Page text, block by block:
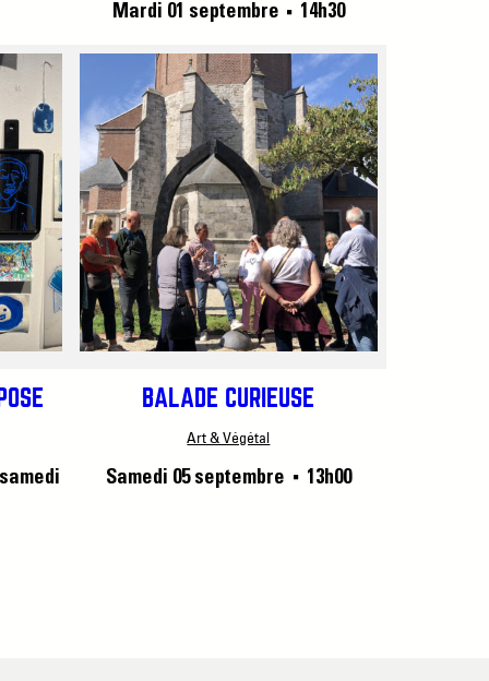
Mardi 01 septembre ■ 14h30
BALADE CURIEUSE
Art & Végétal
Samedi 05 septembre ■ 13h00